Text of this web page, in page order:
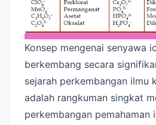
Konsep mengenai senyawa
berkembang secara
sejarah perkembangan ilmu
adalah rangkuman singkat
perkembangan pemahaman